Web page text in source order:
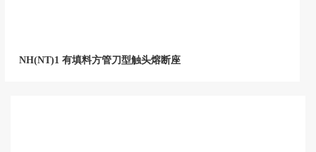
NH(NT)1 有填料方管刀型触头熔断座